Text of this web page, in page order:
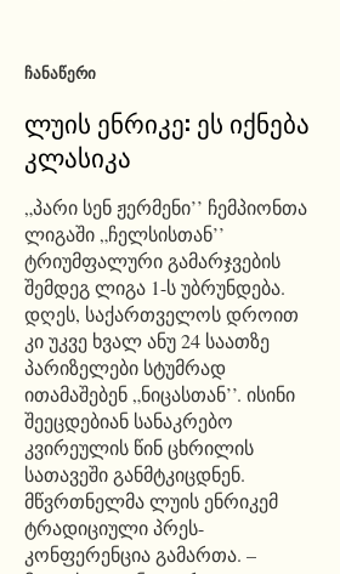
ᲩᲐᲜᲐᲬᲔᲠᲘ
ლუის ენრიკე: ეს იქნება
კლასიკა
„პარი სენ ჟერმენი’’ ჩემპიონთა
ლიგაში „ჩელსისთან’’
ტრიუმფალური გამარჯვების
შემდეგ ლიგა 1-ს უბრუნდება.
დღეს, საქართველოს დროით
კი უკვე ხვალ ანუ 24 საათზე
პარიზელები სტუმრად
ითამაშებენ „ნიცასთან’’. ისინი
შეეცდებიან სანაკრებო
კვირეულის წინ ცხრილის
სათავეში განმტკიცდნენ.
მწვრთნელმა ლუის ენრიკემ
ტრადიციული პრეს-
კონფერენცია გამართა. –